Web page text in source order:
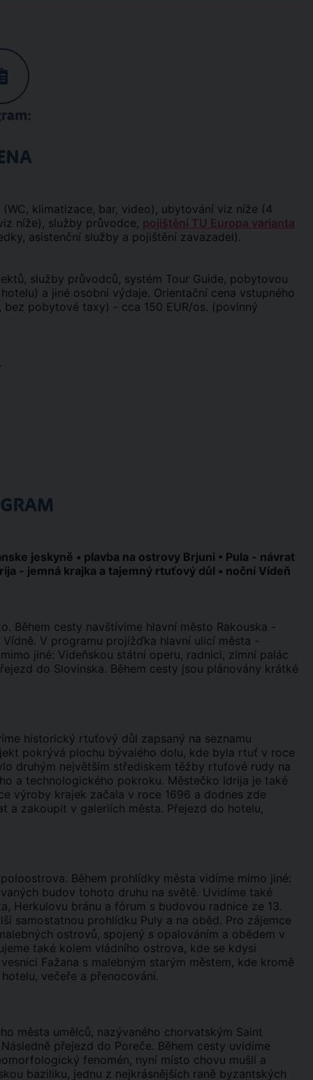
klimatizace, bar, video), ubytování viz níže (4
níže), služby průvodce, pojištění TU Europa varianta
asistenční služby a pojištění zavazadel).
služby průvodců, systém Tour Guide, pobytovou
a jiné osobní výdaje. Orientační cena vstupného
pobytové taxy) - cca 150 EUR/os. (povinný
.
jeskyně • plavba na ostrovy Brjuni • Pula - návrat
- jemná krajka a tajemný rtuťový důl • noční Vídeň
Během cesty navštívíme hlavní město Rakouska -
V programu projížďka hlavní ulicí města -
jiné: Vídeňskou státní operu, radnici, zimní palác
do Slovinska. Během cesty jsou plánovány krátké
historický rtuťový důl zapsaný na seznamu
pokrývá plochu bývalého dolu, kde byla rtuť v roce
druhým největším střediskem těžby rtuťové rudy na
a technologického pokroku. Městečko Idrija je také
výroby krajek začala v roce 1696 a dodnes zde
a zakoupit v galeriích města. Přejezd do hotelu,
Během prohlídky města vidíme mimo jiné:
budov tohoto druhu na světě. Uvidíme také
Herkulovu bránu a fórum s budovou radnice ze 13.
samostatnou prohlídku Puly a na oběd. Pro zájemce
ostrovů, spojený s opalováním a obědem v
také kolem vládního ostrova, kde se kdysi
Fažana s malebným starým městem, kde kromě
večeře a přenocování.
města umělců, nazývaného chorvatským Saint
přejezd do Poreče. Během cesty uvidíme
fenomén, nyní místo chovu mušlí a
baziliku, jednu z nejkrásnějších raně byzantských